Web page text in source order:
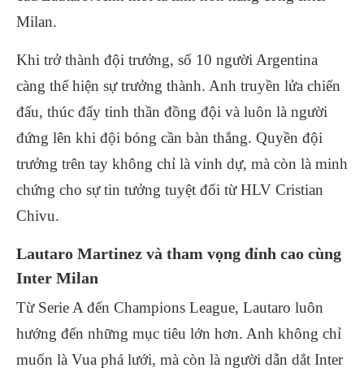
Milan.
Khi trở thành đội trưởng, số 10 người Argentina
càng thể hiện sự trưởng thành. Anh truyền lửa chiến
đấu, thúc đẩy tinh thần đồng đội và luôn là người
đứng lên khi đội bóng cần bàn thắng. Quyền đội
trưởng trên tay không chỉ là vinh dự, mà còn là minh
chứng cho sự tin tưởng tuyệt đối từ HLV Cristian
Chivu.
Lautaro Martinez và tham vọng đỉnh cao cùng
Inter Milan
Từ Serie A đến Champions League, Lautaro luôn
hướng đến những mục tiêu lớn hơn. Anh không chỉ
muốn là Vua phá lưới, mà còn là người dẫn dắt Inter